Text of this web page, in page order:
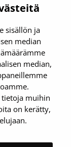
sisällön ja
median
median,
muihin
on kerätty,